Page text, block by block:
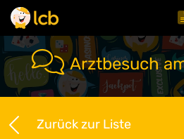
Arztbesuch
Zurück zur Liste